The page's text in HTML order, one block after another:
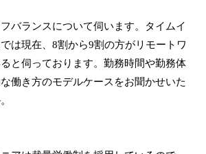
バランスについて伺います。タイムイ
は現在、8割から9割の方がリモートワ
と伺っております。勤務時間や勤務体
働き方のモデルケースをお聞かせいた